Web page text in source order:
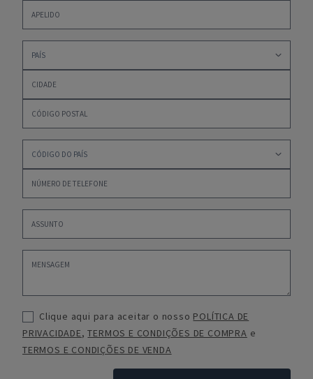
Clique aqui para aceitar o nosso POLÍTICA DE
PRIVACIDADE,TERMOS E CONDIÇÕES DE COMPRA e
TERMOS E CONDIÇÕES DE VENDA